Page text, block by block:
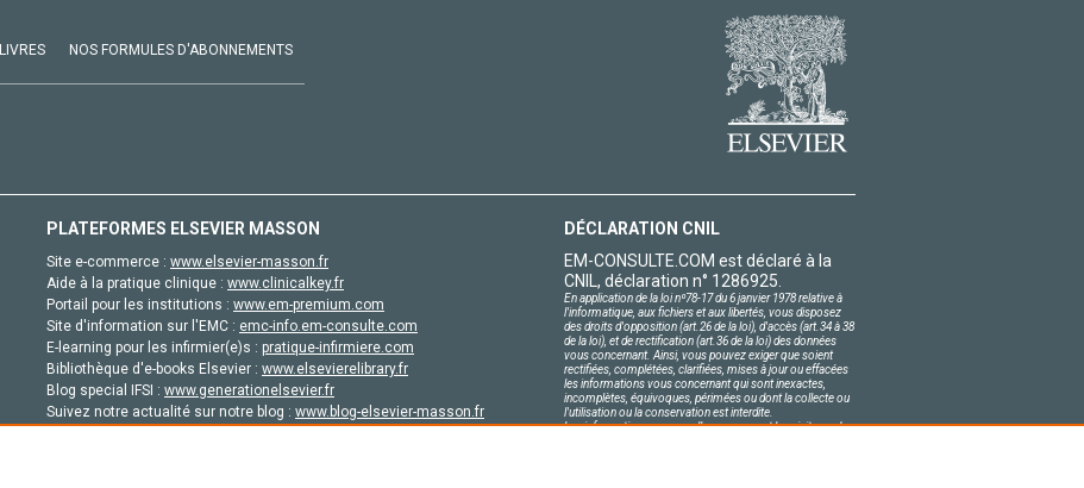
LIVRES NOS FORMULES D'ABONNEMENTS
PLATEFORMES ELSEVIER MASSON
Site e-commerce : www.elsevier-masson.fr
Aide à la pratique clinique : www.clinicalkey.fr
Portail pour les institutions : www.em-premium.com
Site d'information sur l'EMC : emc-info.em-consulte.com
E-learning pour les infirmier(e)s : pratique-infirmiere.com
Bibliothèque d'e-books Elsevier : www.elsevierelibrary.fr
Blog special IFSI : www.generationelsevier.fr
Suivez notre actualité sur notre blog : www.blog-elsevier-masson.fr
DÉCLARATION CNIL
EM-CONSULTE.COM est déclaré à la
CNIL, déclaration n° 1286925.
En application de la loi nº78-17 du 6 janvier 1978 relative à
l'informatique, aux fichiers et aux libertés, vous disposez
des droits d'opposition (art.26 de la loi), d'accès (art.34 à 38
de la loi), et de rectification (art.36 de la loi) des données
vous concernant. Ainsi, vous pouvez exiger que soient
rectifiées, complétées, clarifiées, mises à jour ou effacées
les informations vous concernant qui sont inexactes,
incomplètes, équivoques, périmées ou dont la collecte ou
l'utilisation ou la conservation est interdite.
Les informations personnelles concernant les visiteurs de